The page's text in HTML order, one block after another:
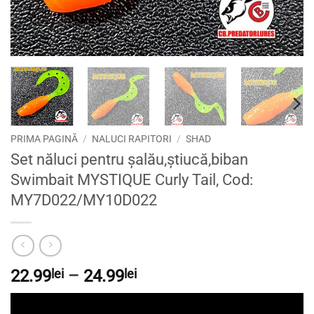
PRIMA PAGINĂ / NALUCI RAPITORI / SHAD
Set năluci pentru șalău,știucă,biban
Swimbait MYSTIQUE Curly Tail, Cod:
MY7D022/MY10D022
22.99lei – 24.99leiInterval
de